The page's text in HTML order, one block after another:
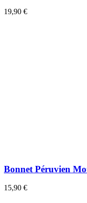
19,90 €
Bonnet Péruvien
15,90 €